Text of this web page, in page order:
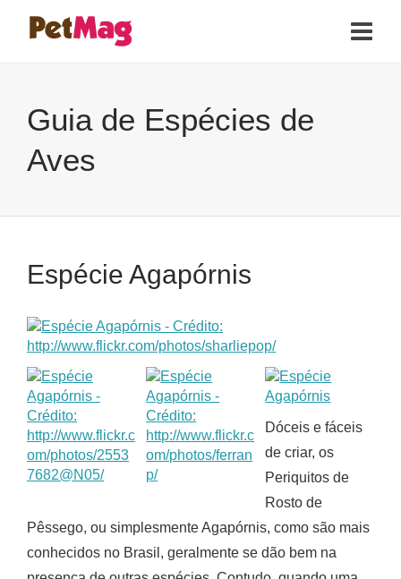
Guia de Espécies de
Aves
Espécie Agapórnis
Dóceis e fáceis
de criar, os
Periquitos de
Rosto de
Pêssego, ou simplesmente Agapórnis, como são mais
conhecidos no Brasil, geralmente se dão bem na